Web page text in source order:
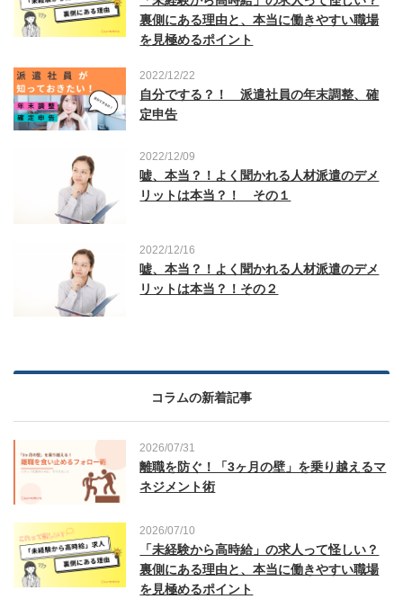
裏側にある理由と、本当に働きやすい職場
を見極めるポイント
2022/12/22
自分でする？！ 派遣社員の年末調整、確
定申告
2022/12/09
嘘、本当？！よく聞かれる人材派遣のデメ
リットは本当？！ その１
2022/12/16
嘘、本当？！よく聞かれる人材派遣のデメ
リットは本当？！その２
コラムの新着記事
2026/07/31
離職を防ぐ！「3ヶ月の壁」を乗り越えるマ
ネジメント術
2026/07/10
「未経験から高時給」の求人って怪しい？
裏側にある理由と、本当に働きやすい職場
を見極めるポイント